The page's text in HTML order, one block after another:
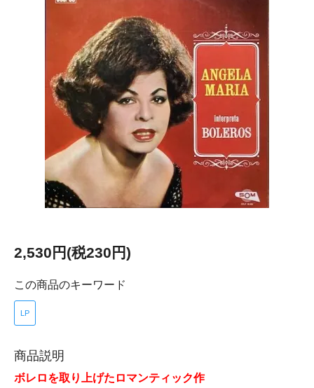
2,530円(税230円)
この商品のキーワード
LP
商品説明
ボレロを取り上げたロマンティック作